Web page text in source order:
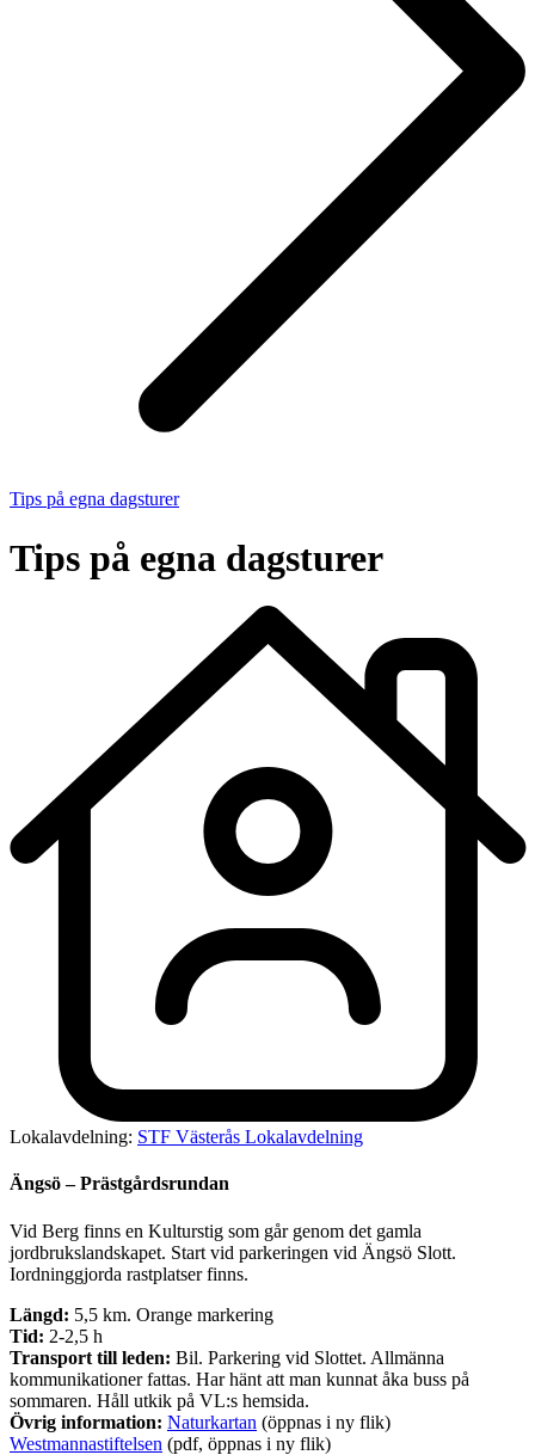
Tips på egna dagsturer
Tips på egna dagsturer
Lokalavdelning: STF Västerås Lokalavdelning
Ängsö – Prästgårdsrundan
Vid Berg finns en Kulturstig som går genom det gamla
jordbrukslandskapet. Start vid parkeringen vid Ängsö Slott.
Iordninggjorda rastplatser finns.
Längd: 5,5 km. Orange markering
Tid: 2-2,5 h
Transport till leden: Bil. Parkering vid Slottet. Allmänna
kommunikationer fattas. Har hänt att man kunnat åka buss på
sommaren. Håll utkik på VL:s hemsida.
Övrig information: Naturkartan (öppnas i ny flik)
Westmannastiftelsen (pdf, öppnas i ny flik)